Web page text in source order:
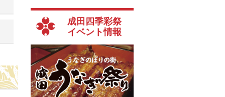
成田四季彩祭
イベント情報